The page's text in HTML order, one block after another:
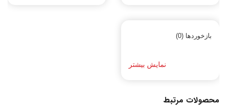
بازخوردها (0)
نمایش بیشتر
محصولات مرتبط